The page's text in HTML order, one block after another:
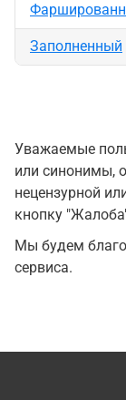
Заполненный
Уважаемые
или синонимы,
нецензурной
кнопку
Мы будем
сервиса.